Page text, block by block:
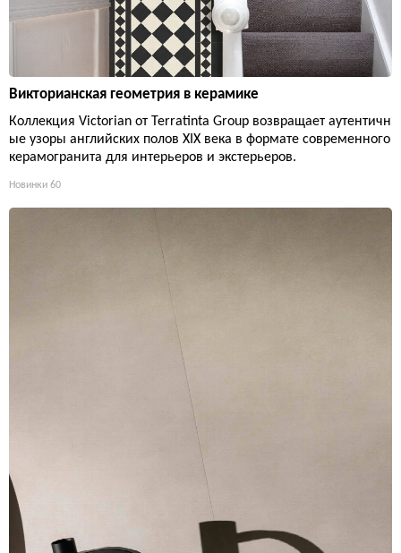
Викторианская геометрия в керамике
Коллекция Victorian от Terratinta Group возвращает аутентичн
ые узоры английских полов XIX века в формате современного
керамогранита для интерьеров и экстерьеров.
Новинки 60